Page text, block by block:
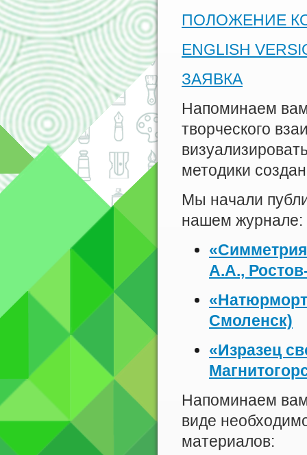
ПОЛОЖЕНИЕ
ENGLISH
ЗАЯВКА
Напоминаем
творческого
методики
Мы начали
нашем журнале:
А.А.,
Смоленск)
«Изразец
Напоминаем
виде
материалов: